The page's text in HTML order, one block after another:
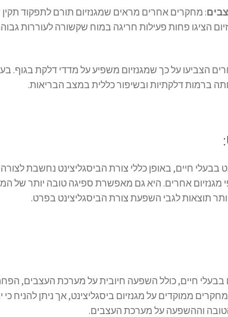
: מחקרים אחרים מראים שמגנזיום תורם לתפקוד
הציגו פחות פעילות חריגה במוח שקשורה לעוררות
הצביעו על כך שמגנזיום משפיע על מדדי דלקת בגוף.
ברמות דלקתיות ובשיפור כללית במצב הבריאות.
בבעלי חיים, באופן כללי צורת הביסגליצינט נחשבת
מגנזיום אחרים. היא גם מאפשרת ספיגה טובה יותר של
תוצאות לגבי השפעת צורת הביסגליצינט בפרט.
בבעלי חיים, כולל השפעה חיובית על מערכת העצבים,
ממוקדים על מגנזיום ביסגליצינט, אך ניתן להניח כי
הטובה וההשפעה על מערכת העצבים.